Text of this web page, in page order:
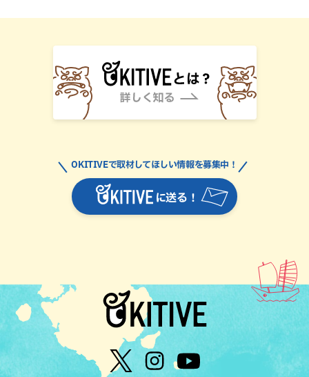
に送る！
OKITIVEで取材してほしい情報を募集中！